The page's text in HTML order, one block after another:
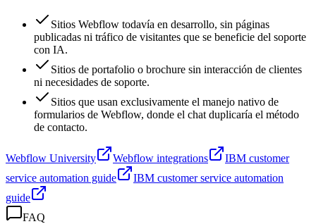
Sitios Webflow todavía en desarrollo, sin páginas
publicadas ni tráfico de visitantes que se beneficie del soporte
con IA.
Sitios de portafolio o brochure sin interacción de clientes
ni necesidades de soporte.
Sitios que usan exclusivamente el manejo nativo de
formularios de Webflow, donde el chat duplicaría el método
de contacto.
Webflow University Webflow integrations
IBM customer
service automation guide
IBM customer service automation
guide
FAQ